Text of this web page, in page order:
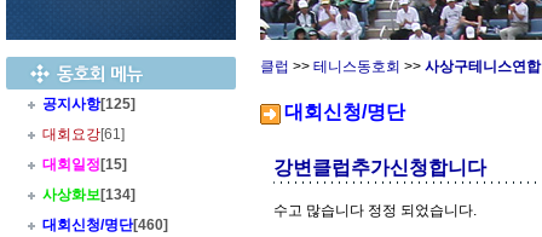
공지사항[125]
대회요강[61]
대회일정 [15]
사상화보[134]
대회신청/명단[460]
클럽 >> 테니스동호회 >> 사상구테니스연
대회신청/명단
강변클럽추가신청합니다
수고 많습니다 정정 되었습니다.